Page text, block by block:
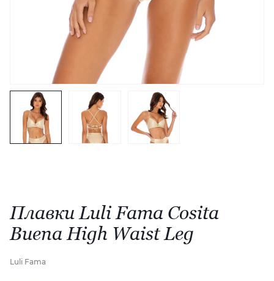
Плавки Luli Fama Cosita
Buena High Waist Leg
Luli Fama